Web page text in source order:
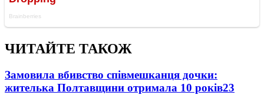
ЧИТАЙТЕ ТАКОЖ
Замовила вбивство співмешканця дочки:
жителька Полтавщини отримала 10 років23